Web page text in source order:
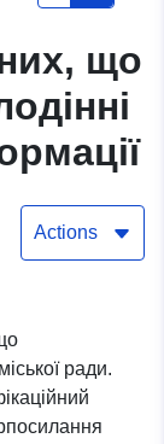
що
Actions
ради.